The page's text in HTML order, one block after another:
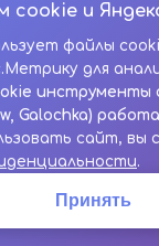
cookie и
файлы
для
инструменты
Galochka)
сайт, вы
.
Принять